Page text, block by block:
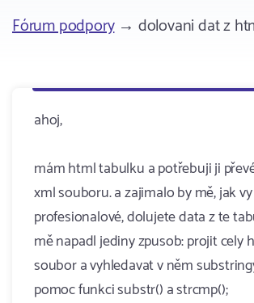
Fórum podpory→ dolovani dat z
ahoj,
mám html tabulku a potřebuji ji
xml souboru. a zajimalo by mě, jak vy
profesionalové, dolujete data z te
mě napadl jediny zpusob: projit cely
soubor a vyhledavat v něm
pomoc funkci substr() a strcmp();